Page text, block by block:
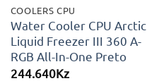
COOLERS CPU
Water Cooler CPU Arctic
Liquid Freezer III 360 A-
RGB All-In-One Preto
244.640Kz